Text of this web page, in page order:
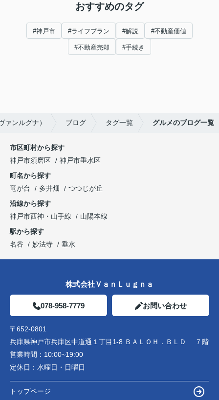
おすすめのタグ
#神戸市 #ライフプラン #解説 #不動産価値
#不動産売却 #手続き
ンルグナ） ブログ タグ一覧 グルメのブログ一覧
市区町村から探す
神戸市須磨区
神戸市垂水区
町名から探す
竜が台
多井畑
つつじが丘
沿線から探す
神戸市西神・山手線
山陽本線
駅から探す
名谷
妙法寺 垂水
株式会社ＶａｎＬｕｇｎａ
078-958-7779 お問い合わせ
〒652-0801
兵庫県神戸市兵庫区中道通１丁目1-8 ＢＡＬＯＨ．ＢＬＤ ７階
営業時間： 10:00~19:00
定休日： 水曜日・日曜日
トップページ